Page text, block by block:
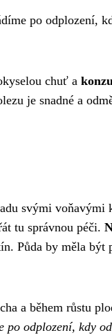
po odplození,
chuť a
je snadné a
svými
tu správnou péči.
Půda by měla být
a během růstu
po odplození, kdy